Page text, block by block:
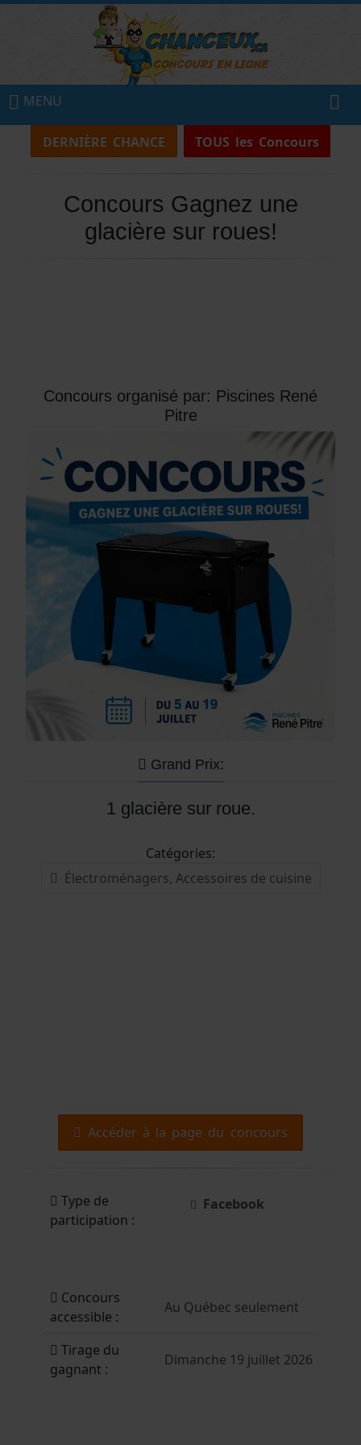
MENU
DERNIÈRE CHANCE TOUS les Concours
Concours Gagnez une
glacière sur roues!
Concours organisé par: Piscines René
Pitre
Grand Prix:
1 glacière sur roue.
Catégories:
Électroménagers, Accessoires de cuisine
Accéder à la page du concours
Type de
participation :
Facebook
Concours
accessible :
Au Québec seulement
Tirage du
gagnant :
Dimanche 19 juillet 2026